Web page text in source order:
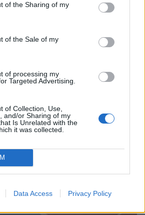
of the Sharing of my
of the Sale of my
of processing my
Targeted Advertising.
of Collection, Use,
and/or Sharing of my
Is Unrelated with the
it was collected.
Data Access Privacy Policy
Πάρτι, στο πάρκο της